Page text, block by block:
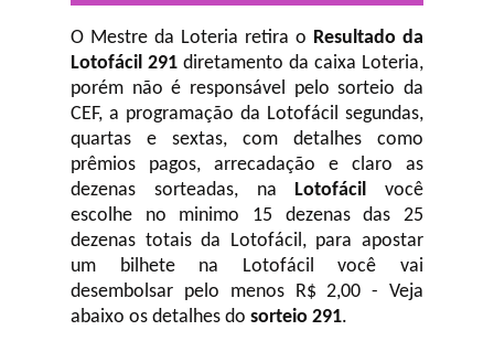
O Mestre da Loteria retira o Resultado da
Lotofácil 291 diretamento da caixa Loteria,
porém não é responsável pelo sorteio da
CEF, a programação da Lotofácil segundas,
quartas e sextas, com detalhes como
prêmios pagos, arrecadação e claro as
dezenas sorteadas, na Lotofácil você
escolhe no minimo 15 dezenas das 25
dezenas totais da Lotofácil, para apostar
um bilhete na Lotofácil você vai
desembolsar pelo menos R$ 2,00 - Veja
abaixo os detalhes do sorteio 291.